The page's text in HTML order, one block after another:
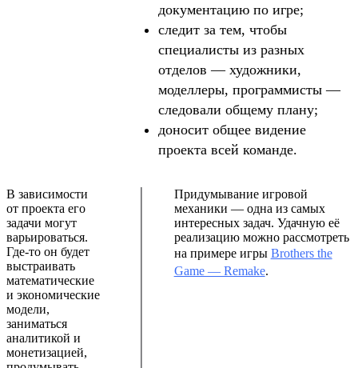
документацию по игре;
следит за тем, чтобы
специалисты из разных
отделов — художники,
моделлеры, программисты —
следовали общему плану;
доносит общее видение
проекта всей команде.
В зависимости
от проекта его
задачи могут
варьироваться.
Где-то он будет
выстраивать
математические
и экономические
модели,
заниматься
аналитикой и
монетизацией,
Придумывание игровой
механики — одна из самых
интересных задач. Удачную её
реализацию можно рассмотреть
на примере игры Brothers the
Game — Remake.